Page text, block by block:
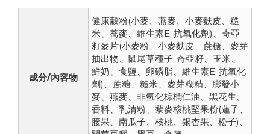
成分/內容物
健康穀粉(小麥、燕麥、小麥麩皮、糙
米、蕎麥、維生素E-抗氧化劑)、奇亞
籽麥片(小麥粉、小麥麩皮、蔗糖、麥芽
抽出物、鼠尾草種子-奇亞籽、玉米、
鮮奶、食鹽、卵磷脂、維生素E-抗氧化
劑)、蔗糖、糙米、麥芽糊精、膨發小
麥、燕麥、非氫化棕櫚仁油、黑花生、
香料、乳清粉、藜麥核桃堅果粉(蓮子、
腰果、南瓜子、核桃、銀杏果、松子)、